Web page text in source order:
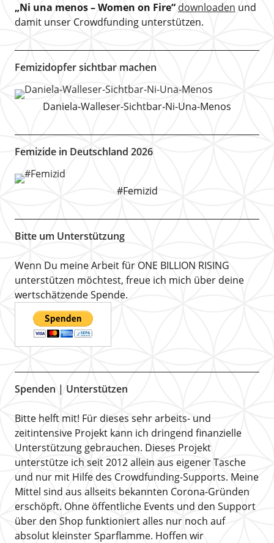
„Ni una menos – Women on Fire“downloaden und
damit unser Crowdfunding unterstützen.
Femizidopfer sichtbar machen
Daniela-Walleser-Sichtbar-Ni-Una-Menos
Femizide in Deutschland 2026
#Femizid
Bitte um Unterstützung
Wenn Du meine Arbeit für ONE BILLION RISING
unterstützen möchtest, freue ich mich über deine
wertschätzende Spende.
Spenden | Unterstützen
Bitte helft mit! Für dieses sehr arbeits- und
zeitintensive Projekt kann ich dringend finanzielle
Unterstützung gebrauchen. Dieses Projekt
unterstütze ich seit 2012 allein aus eigener Tasche
und nur mit Hilfe des Crowdfunding-Supports. Meine
Mittel sind aus allseits bekannten Corona-Gründen
erschöpft. Ohne öffentliche Events und den Support
über den Shop funktioniert alles nur noch auf
absolut kleinster Sparflamme. Hoffen wir